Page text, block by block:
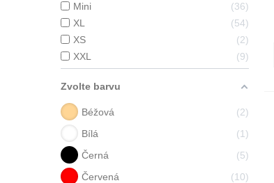
Mini
36
XL
54
XS
2
XXL
9
Zvolte barvu
Béžová
2
Bílá
1
Černá
5
Červená
10